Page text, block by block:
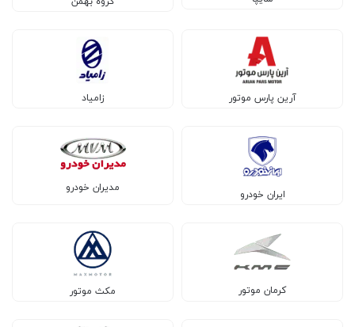
آرین پارس موتور زامیاد
ایران خودرو
مدیران خودرو
کرمان موتور مکث موتور